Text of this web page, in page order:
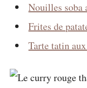
Nouilles soba
Frites de
Tarte tatin